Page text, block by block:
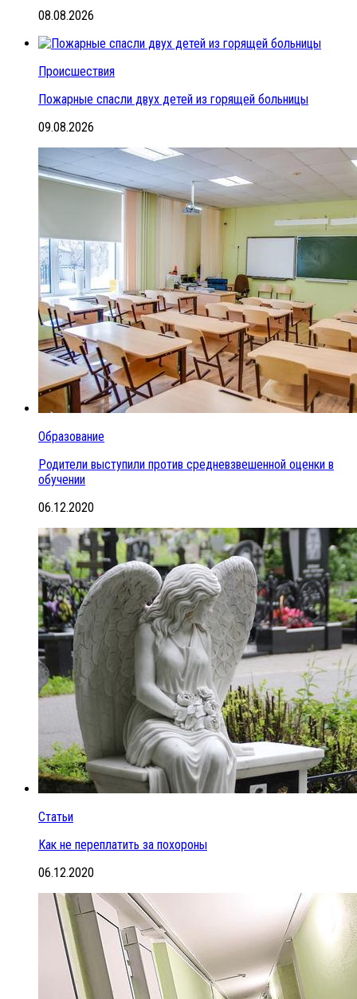
08.08.2026
Происшествия
Пожарные спасли двух детей из горящей больницы
09.08.2026
Образование
Родители выступили против средневзвешенной оценки в
обучении
06.12.2020
Статьи
Как не переплатить за похороны
06.12.2020